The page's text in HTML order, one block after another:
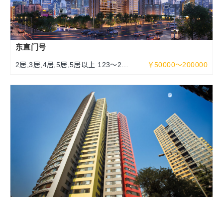
东直门号
2居,3居,4居,5居,5居以上 123～252
￥50000～200000